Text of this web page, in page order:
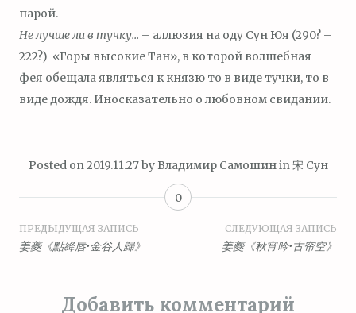
парой.
Не лучше ли в тучку… – аллюзия на оду Сун Юя (290? –
222?) «Горы высокие Тан», в которой волшебная
фея обещала являться к князю то в виде тучки, то в
виде дождя. Иносказательно о любовном свидании.
Posted on 2019.11.27by Владимир Самошинin 宋 Сун
0
Навигация
записям
ПРЕДЫДУЩАЯ ЗАПИСЬ
姜夔《點絳唇•金谷人歸》
СЛЕДУЮЩАЯ ЗАПИСЬ
姜夔《秋宵吟•古帘空》
Добавить комментарий